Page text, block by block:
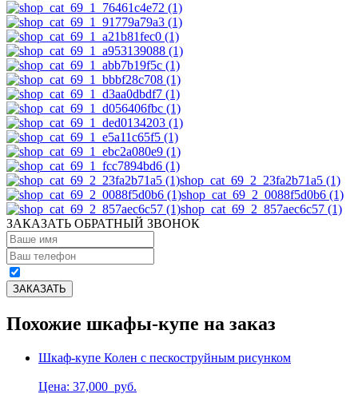
shop_cat_69_2_23fa2b71a5 (1)
shop_cat_69_2_0088f5d0b6 (1)
shop_cat_69_2_857aec6c57 (1)
ЗАКАЗАТЬ ОБРАТНЫЙ ЗВОНОК
Похожие шкафы-купе на заказ
Шкаф-купе Колен с пескоструйным рисунком
Цена: 37,000 руб.